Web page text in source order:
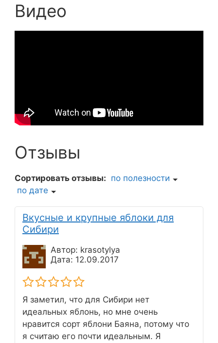
Видео
Отзывы
Сортировать отзывы: по полезности
по дате
Вкусные и крупные яблоки для
Сибири
Автор: krasotylya
Дата: 12.09.2017
Я заметил, что для Сибири нет
идеальных яблонь, но мне очень
нравится сорт яблони Баяна, потому что
я считаю его почти идеальным. Я